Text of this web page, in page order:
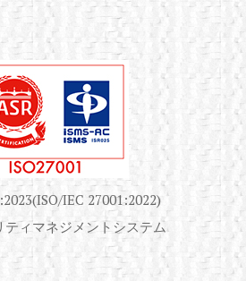
IEC 27001:2022)
ティマネジメントシステム